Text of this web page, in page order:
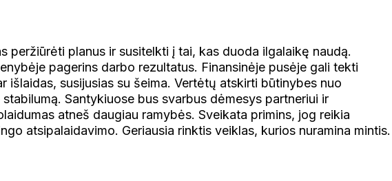
peržiūrėti planus ir susitelkti į tai, kas duoda ilgalaikę naudą.
pagerins darbo rezultatus. Finansinėje pusėje gali tekti
išlaidas, susijusias su šeima. Vertėtų atskirti būtinybes nuo
Santykiuose bus svarbus dėmesys partneriui ir
atneš daugiau ramybės. Sveikata primins, jog reikia
atsipalaidavimo. Geriausia rinktis veiklas, kurios nuramina mintis.